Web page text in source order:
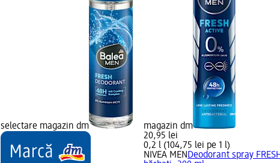
selectare magazin dm
magazin dm
20,95 lei
0,2 l (104,75 lei pe 1 l)
NIVEA MEN Deodorant spray FRESH